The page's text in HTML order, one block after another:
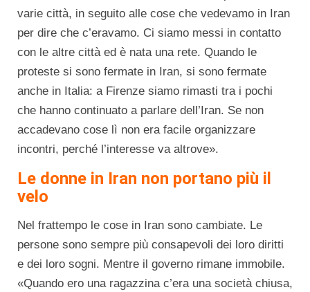
varie città, in seguito alle cose che vedevamo in Iran
per dire che c’eravamo. Ci siamo messi in contatto
con le altre città ed è nata una rete. Quando le
proteste si sono fermate in Iran, si sono fermate
anche in Italia: a Firenze siamo rimasti tra i pochi
che hanno continuato a parlare dell’Iran. Se non
accadevano cose lì non era facile organizzare
incontri, perché l’interesse va altrove».
Le donne in Iran non portano più il
velo
Nel frattempo le cose in Iran sono cambiate. Le
persone sono sempre più consapevoli dei loro diritti
e dei loro sogni. Mentre il governo rimane immobile.
«Quando ero una ragazzina c’era una società chiusa,